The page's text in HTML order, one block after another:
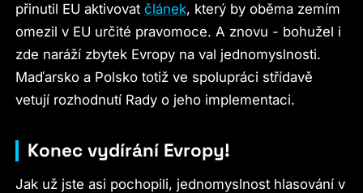
přinutil EU aktivovatčlánek, který by oběma zemím
omezil v EU určité pravomoce. A znovu - bohužel i
zde naráží zbytek Evropy na val jednomyslnosti.
Maďarsko a Polsko totiž ve spolupráci střídavě
vetují rozhodnutí Rady o jeho implementaci.
Konec vydírání Evropy!
Jak už jste asi pochopili, jednomyslnost hlasování v